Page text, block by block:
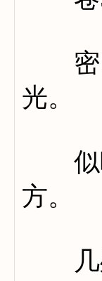
密雪
光。
似暖
方。
几处